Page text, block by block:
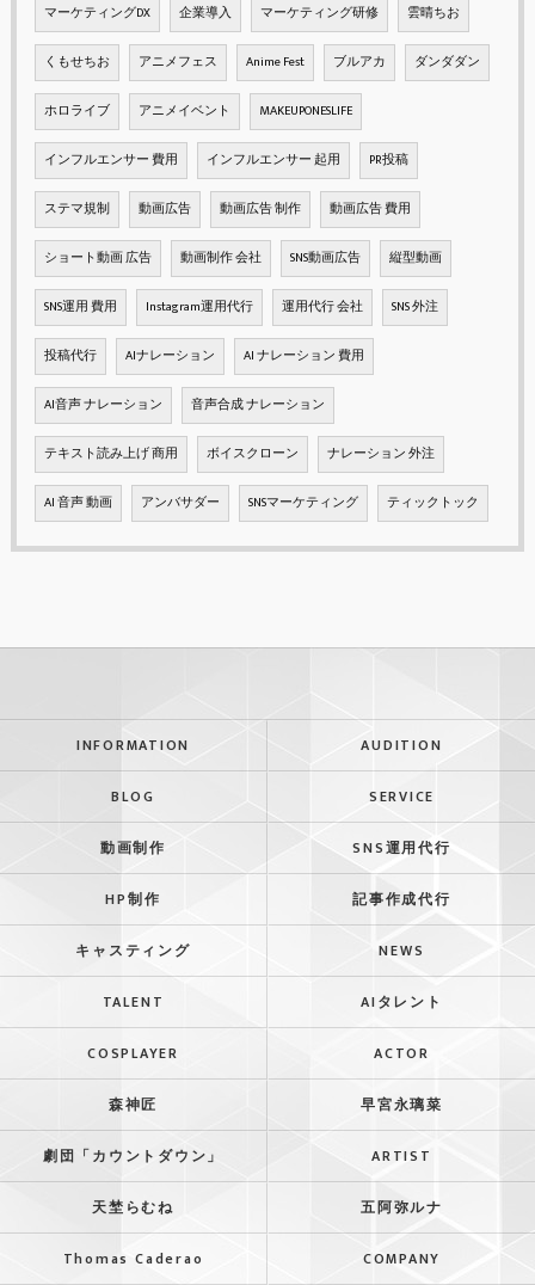
マーケティングDX 企業導入 マーケティング研修 雲晴ちお
くもせちお アニメフェス Anime Fest ブルアカ ダンダダン
ホロライブ アニメイベント MAKEUPONESLIFE
インフルエンサー 費用 インフルエンサー 起用 PR投稿
ステマ規制 動画広告 動画広告 制作 動画広告 費用
ショート動画 広告 動画制作 会社 SNS動画広告 縦型動画
SNS運用 費用 Instagram運用代行 運用代行 会社 SNS 外注
投稿代行 AIナレーション AI ナレーション 費用
AI音声 ナレーション 音声合成 ナレーション
テキスト読み上げ 商用 ボイスクローン ナレーション 外注
AI 音声 動画 アンバサダー SNSマーケティング ティックトック
INFORMATION AUDITION
BLOG SERVICE
動画制作 SNS運用代行
HP制作 記事作成代行
キャスティング NEWS
TALENT AIタレント
COSPLAYER ACTOR
森神匠 早宮永璃菜
劇団「カウントダウン」 ARTIST
天埜らむね 五阿弥ルナ
Thomas Caderao COMPANY